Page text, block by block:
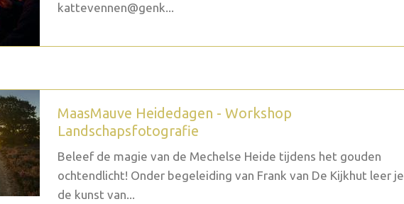
kattevennen@genk...
MaasMauve Heidedagen - Workshop
Landschapsfotografie
Beleef de magie van de Mechelse Heide tijdens het gouden
ochtendlicht! Onder begeleiding van Frank van De Kijkhut leer je
de kunst van...